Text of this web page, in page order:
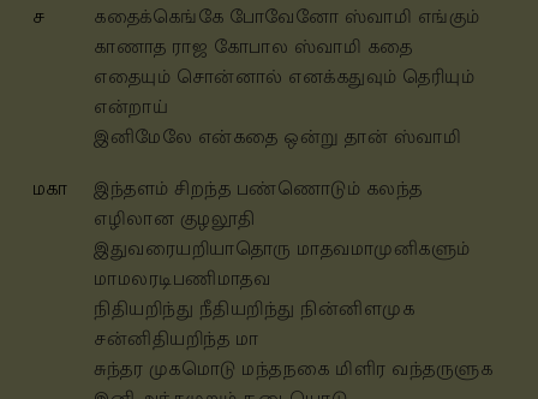
ச
கதைக்கெங்கே போவேனோ ஸ்வாமி எங்கும்
காணாத ராஜ கோபால ஸ்வாமி கதை
எதையும் சொன்னால் எனக்கதுவும் தெரியும்
என்றாய்
இனிமேலே என்கதை ஒன்று தான் ஸ்வாமி
மகா
இந்தளம் சிறந்த பண்ணொடும் கலந்த
எழிலான குழலூதி
இதுவரையறியாதொரு மாதவமாமுனிகளும்
மாமலரடிபணிமாதவ
நிதியறிந்து நீதியறிந்து நின்னிளமுக
சன்னிதியறிந்த மா
சுந்தர முகமொடு மந்தநகை மிளிர வந்தருளுக